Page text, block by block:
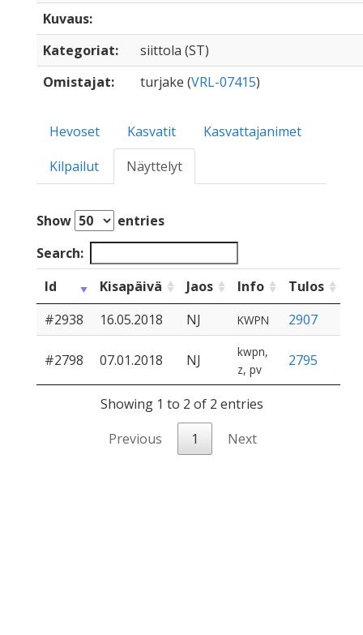
Kuvaus:
Kategoriat:
siittola (ST)
Omistajat:
turjake (VRL-07415)
Hevoset Kasvatit
Kasvattajanimet
Kilpailut
Näyttelyt
Show
entries
Search:
Id
Kisapäivä Jaos Info
Tulos
#2938
16.05.2018 NJ KWPN 2907
#2798 07.01.2018 NJ
kwpn,
z, pv
2795
Showing 1 to 2 of 2 entries
Previous
1 Next